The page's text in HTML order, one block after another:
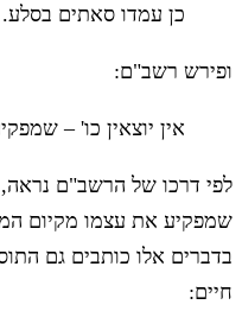
כן עמדו סאתים בסלע.
ופירש רשב"ם:
אין יוצאין כו' –
לפי דרכו של הרשב"ם
שמפקיע את עצמו מקיום
בדברים אלו כותבים גם
חיים: